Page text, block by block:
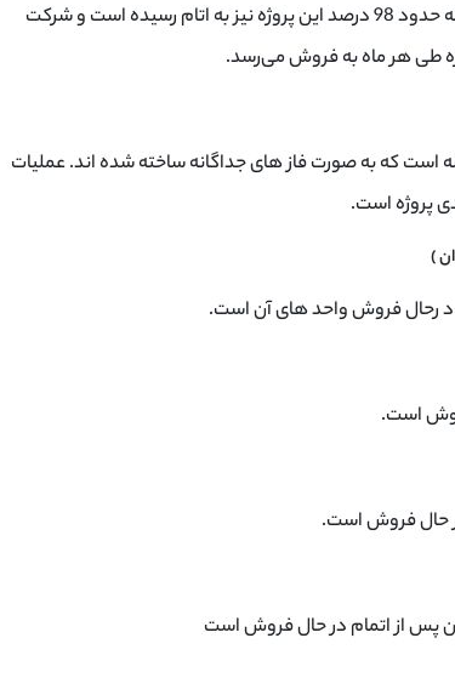
واقع در استان شیراز از توع تجاری/تفریحی است که حدود 98 درصد این پروژه نیز به اتام رسیده است و شرکت
است که به صورت فاز های جداگانه ساخته شده اند. عملیات
)
د رحال فروش واحد های آن است.
است.
حال فروش است.
پس از اتمام در حال فروش است